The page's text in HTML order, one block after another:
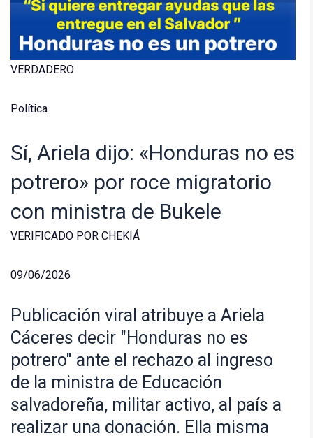
VERDADERO
Política
Sí, Ariela dijo: «Honduras no es
potrero» por roce migratorio
con ministra de Bukele
VERIFICADO POR CHEKIÁ
09/06/2026
Publicación viral atribuye a Ariela
Cáceres decir "Honduras no es
potrero" ante el rechazo al ingreso
de la ministra de Educación
salvadoreña, militar activo, al país a
realizar una donación. Ella misma